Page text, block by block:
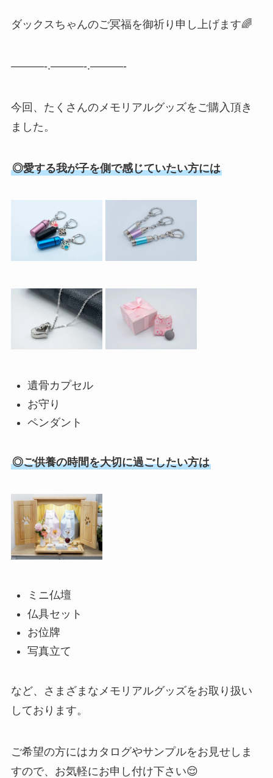
ダックスちゃんのご冥福を御祈り申し上げます🌈
———-.———-.———-
今回、たくさんのメモリアルグッズをご購入頂き
ました。
◎愛する我が子を側で感じていたい方には
遺骨カプセル
お守り
ペンダント
◎ご供養の時間を大切に過ごしたい方は
ミニ仏壇
仏具セット
お位牌
写真立て
など、さまざまなメモリアルグッズをお取り扱い
しております。
ご希望の方にはカタログやサンプルをお見せしま
すので、お気軽にお申し付け下さい😌